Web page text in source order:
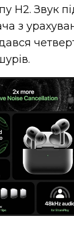
H2. Звук
з